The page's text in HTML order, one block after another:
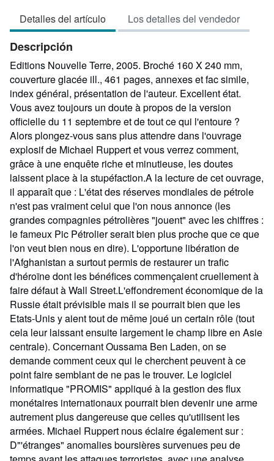
4
de
estrellas
Detalles del artículo Los detalles del vendedor
Descripción
Editions Nouvelle Terre, 2005. Broché 160 X 240 mm,
couverture glacée ill., 461 pages, annexes et fac simile,
index général, présentation de l'auteur. Excellent état.
Vous avez toujours un doute à propos de la version
officielle du 11 septembre et de tout ce qui l'entoure ?
Alors plongez-vous sans plus attendre dans l'ouvrage
explosif de Michael Ruppert et vous verrez comment,
grâce à une enquête riche et minutieuse, les doutes
laissent place à la stupéfaction.A la lecture de cet ouvrage,
il apparaît que : L'état des réserves mondiales de pétrole
n'est pas vraiment celui que l'on nous annonce (les
grandes compagnies pétrolières "jouent" avec les chiffres :
le fameux Pic Pétrolier serait bien plus proche que ce que
l'on veut bien nous en dire). L'opportune libération de
l'Afghanistan a surtout permis de restaurer un trafic
d'héroïne dont les bénéfices commençaient cruellement à
faire défaut à Wall Street.L'effondrement économique de la
Russie était prévisible mais il se pourrait bien que les
Etats-Unis y aient tout de même joué un certain rôle (tout
cela leur laissant ensuite largement le champ libre en Asie
centrale). Concernant Oussama Ben Laden, on se
demande comment ceux qui le cherchent peuvent à ce
point faire semblant de ne pas le trouver. Le logiciel
informatique "PROMIS" appliqué à la gestion des flux
monétaires internationaux pourrait bien devenir une arme
autrement plus dangereuse que celles qu'utilisent les
armées. Michael Ruppert nous éclaire également sur :
D"'étranges" anomalies boursières survenues peu de